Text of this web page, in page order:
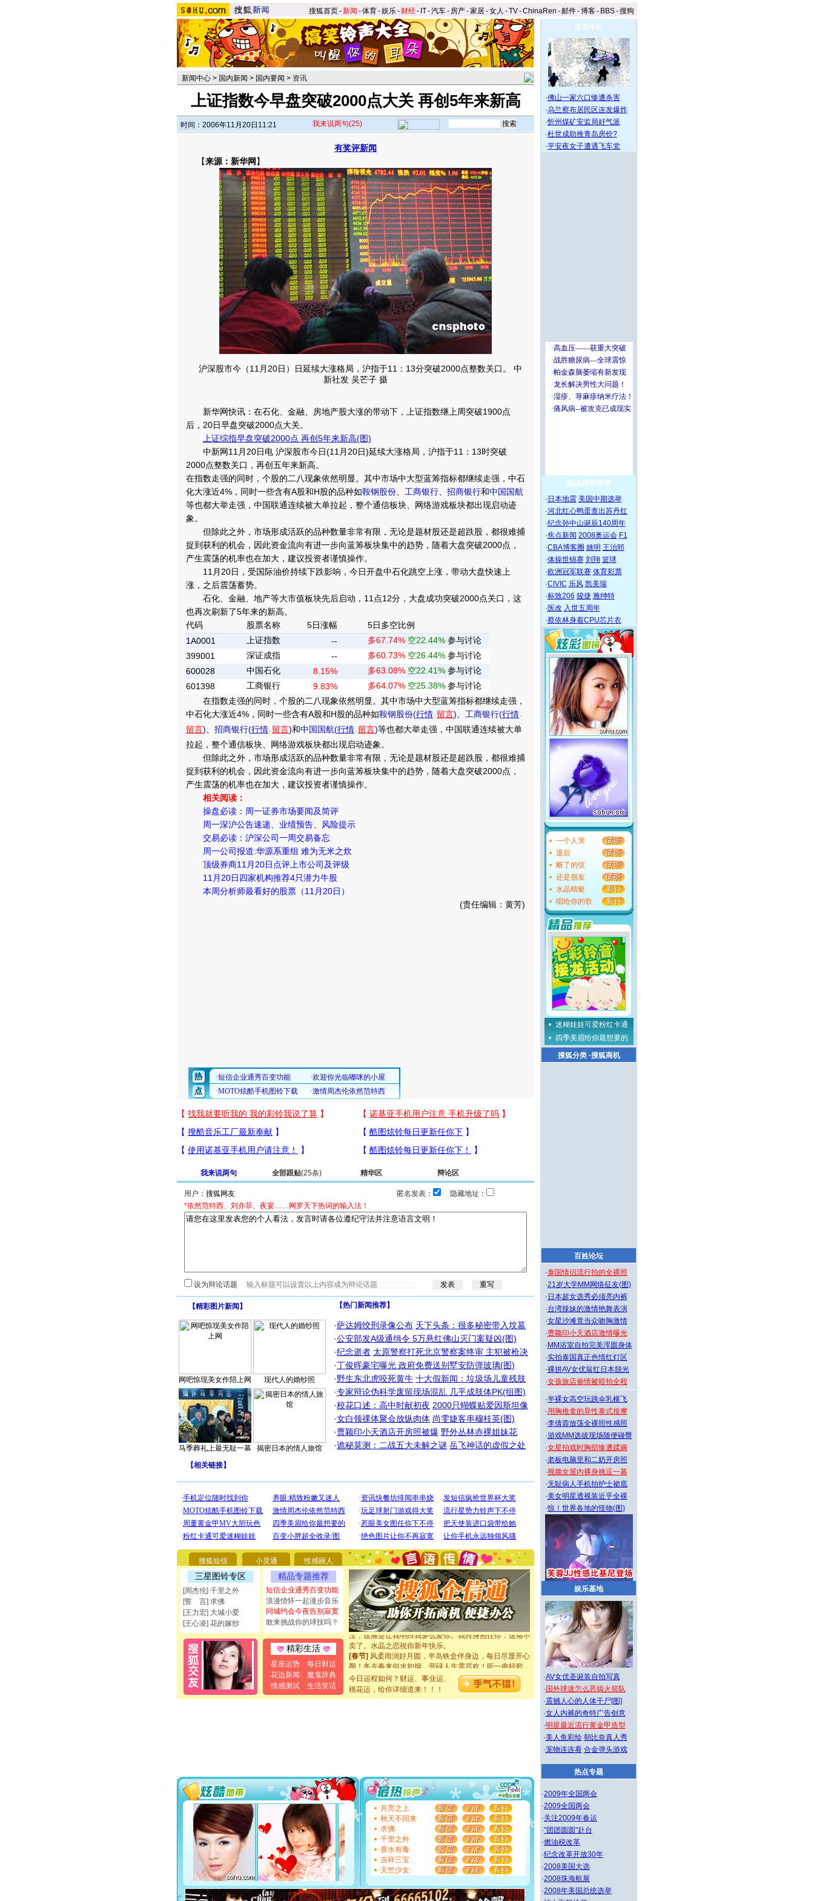
搜狐首页-新闻 -体育-娱乐- 财经- IT-汽车- 房产-家居-女人 -TV-ChinaRen -邮件-博客- BBS-搜狗
新闻中心 > 国内新闻 > 国内要闻 > 资讯
上证指数今早盘突破2000点大关 再创5年来新高
时间：2006年11月20日11:21 我来说两句(25)
有奖评新闻
【来源：新华网 】
沪深股市今（11月20日）日延续大涨格局，沪指于11：13分突破2000点整数关口。 中
新社发 吴芒子 摄
新华网快讯：在石化、金融、房地产股大涨的带动下，上证指数继上周突破1900点
后，20日早盘突破2000点大关。
上证综指早盘突破2000点 再创5年来新高(图)
中新网11月20日电 沪深股市今日(11月20日)延续大涨格局，沪指于11：13时突破
2000点整数关口，再创五年来新高。
在指数走强的同时，个股的二八现象依然明显。其中市场中大型蓝筹指标都继续走强，中石
化大涨近4%，同时一些含有A股和H股的品种如鞍钢股份 工商银行 招商银行和中国国航
等也都大举走强，中国联通连续被大单拉起，整个通信板块、网络游戏板块都出现启动迹
象。
但除此之外，市场形成活跃的品种数量非常有限，无论是题材股还是超跌股，都很难捕
捉到获利的机会，因此资金流向有进一步向蓝筹板块集中的趋势，随着大盘突破2000点，
产生震荡的机率也在加大，建议投资者谨慎操作。
11月20日，受国际油价持续下跌影响，今日开盘中石化跳空上涨，带动大盘快速上
涨，之后震荡蓄势。
石化、金融、地产等大市值板块先后启动，11点12分，大盘成功突破2000点关口，这
也再次刷新了5年来的新高。
代码
股票名称 5日涨幅
5日多空比例
1A0001
上证指数 -- 多67.74% 空22.44% 参与讨论
399001
深证成指 -- 多60.73% 空26.44% 参与讨论
600028
中国石化 8.15% 多63.08% 空22.41% 参与讨论
601398
工商银行 9.83% 多64.07% 空25.38% 参与讨论
在指数走强的同时，个股的二八现象依然明显。其中市场中大型蓝筹指标都继续走强，
中石化大涨近4%，同时一些含有A股和H股的品种如鞍钢股份(行情 - 留言) 工商银行(行情 -
留言) 招商银行(行情 - 留言)和中国国航(行情 - 留言)等也都大举走强，中国联通连续被大单
拉起，整个通信板块、网络游戏板块都出现启动迹象。
但除此之外，市场形成活跃的品种数量非常有限，无论是题材股还是超跌股，都很难捕
捉到获利的机会，因此资金流向有进一步向蓝筹板块集中的趋势，随着大盘突破2000点，
产生震荡的机率也在加大，建议投资者谨慎操作。
相关阅读：
操盘必读：周一证券市场要闻及简评
周一深沪公告速递、业绩预告、风险提示
交易必读：沪深公司一周交易备忘
周一公司报道:华源系重组 难为无米之炊
顶级券商11月20日点评上市公司及评级
11月20日四家机构推荐4只潜力牛股
本周分析师最看好的股票（11月20日）
(责任编辑：黄芳)
我来说两句 全部跟贴(25条) 精华区 辩论区
用户： 匿名发表：
隐藏地址：
*依然范特西、刘亦菲、夜宴……网罗天下热词的输入法！
设为辩论话题
【精彩图片新闻 】
网吧惊现美女作陪上网 现代人的婚纱照
马季葬礼上最无耻一幕 揭密日本的情人旅馆
【热门新闻推荐】
·萨达姆绞刑录像公布 天下头条：很多秘密带入坟墓
·公安部发A级通缉令 5万悬红佛山灭门案疑凶(图)
·纪念逝者 太原警察打死北京警察案终审 主犯被枪决
·丁俊晖豪宅曝光 政府免费送别墅安防弹玻璃(图)
·野生东北虎咬死黄牛 十大假新闻：垃圾场儿童残肢
·专家辩论伪科学废留现场混乱 几乎成肢体PK(组图)
·校花口述：高中时献初夜 2000只蝴蝶贴爱因斯坦像
·女白领祼体聚会放纵肉体 尚雯婕客串穆桂英(图)
·曹颖印小天酒店开房照被爆 野外丛林赤裸姐妹花
·诡秘莫测：二战五大未解之谜 岳飞神话的虚假之处
【相关链接】
搜狐短信 小灵通 性感丽人
三星图铃专区
[周杰伦] 千里之外
[誓 言] 求佛
[王力宏] 大城小爱
[王心凌] 花的嫁纱
精品专题推荐
短信企业通秀百变功能
浪漫情怀一起漫步音乐
同城约会今夜告别寂寞
敢来挑战你的球技吗？
精彩生活
星座运势
每日财运
花边新闻
魔鬼辞典
情感测试
生活笑话
你太多，只有给你五千万：千万快乐！千万要健康！千万
要平安！千万要知足！千万不要忘记我！
[圣诞节]
不只这样的日子才会想起你,而是这样的日子才
能正大光明地骚扰你,告诉你,圣诞要快乐!新年要快乐!天天
都要快乐噢!
[圣诞节]奉上一颗祝福的心,在这个特别的日子里,愿幸福,
[元旦] 看到你我会触电；看不到你我要充电；没有你我会
断电。爱你是我职业，想你是我事业，抱你是我特长，吻
你是我专业！水晶之恋祝你新年快乐
[元旦]如果上天让我许三个愿望，一是今生今世和你在一
起；二是再生再世和你在一起；三是三生三世和你不再分
离。水晶之恋祝你新年快乐
[元旦]当我狠下心扭头离去那一刻，你在我身后无助地哭
泣，这痛楚让我明白我多么爱你。我转身抱住你：这猪不
卖了。水晶之恋祝你新年快乐。
[春节] 风柔雨润好月圆，半岛铁盒伴身边，每日尽显开心
颜！冬去春来似水如烟，劳碌人生需尽欢！听一曲轻歌，
道一声平安！新年吉祥万事如愿
[春节]传说薰衣草有四片叶子：第一片叶子是信仰，第二
片叶子是希望，第三片叶子是爱情，第四片叶子是幸运。
送你一棵薰衣草，愿你新年快乐！
如意,快乐,鲜花,一切美好的祝愿与你同在.圣诞快乐!
[元旦]看到你我会触电；看不到你我要充电；没有你我会
断电。爱你是我职业，想你是我事业，抱你是我特长，吻
你是我专业！水晶之恋祝你新年快乐
[元旦]
如果上天让我许三个愿望，一是今生今世和你在一
起；二是再生再世和你在一起；三是三生三世和你不再分
离。水晶之恋祝你新年快乐
[元旦]
当我狠下心扭头离去那一刻，你在我身后无助地哭
泣，这痛楚让我明白我多么爱你。我转身抱住你：这猪不
卖了。水晶之恋祝你新年快乐。
[春节]风柔雨润好月圆，半岛铁盒伴身边，每日尽显开心
颜！冬去春来似水如烟，劳碌人生需尽欢！听一曲轻歌，
今日运程如何？财运、事业运、
桃花运，给你详细道来！！！
月亮之上
秋天不回来
求佛
千里之外
香水有毒
吉祥三宝
天竺少女
点击今日
·佛山一家六口惨遭杀害
·乌兰察布居民区连发爆炸
·忻州煤矿安监局好气派
·杜世成助推青岛房价?
·平安夜女子遭遇飞车党
频道精彩推荐
· 日本地震 美国中期选举
·河北红心鸭蛋查出苏丹红
·纪念孙中山诞辰140周年
·焦点新闻 2008奥运会 F1
·CBA博客圈 姚明 王治郅
·体操世锦赛 刘翔 篮球
·欧洲冠军联赛 体育彩票
·CIVIC 乐风 凯美瑞
·标致206 骏捷 雅绅特
· 医改 入世五周年
·蔡依林身着CPU芯片衣
一个人哭
退后
断了的弦
还是朋友
水晶蜻蜓
唱给你的歌
迷糊娃娃可爱粉红卡通
四季美眉给你最想要的
搜狐分类·搜狐商机
百姓论坛
·泰国情侣流行拍的全裸照
·21岁大学MM网络征友(图)
· 日本超女选秀必须亮内裤
·台湾辣妹的激情艳舞表演
·女星沙滩竟当众吻胸激情
·曹颖印小天酒店激情曝光
· MM浴室自拍完美浑圆身体
·实拍泰国真正色情红灯区
·裸拼AV女优翁红日本脱光
·女孩旅店偷情被暗拍全程
·半裸女高空玩跳伞乳横飞
·用胸推拿的异性泰式按摩
·李倩蓉放荡全裸照性感照
·游戏MM选拔现场随便碰臀
·女星拍戏时胸部惨遭蹂躏
·老板电脑里和二奶开房照
·视频女屋内裸身挑逗一幕
·无耻病人手机拍护士裙底
·美女明星透视装近乎全裸
·惊！世界各地的怪物(图)
娱乐基地
·AV女优圣诞装自拍写真
· 国外球迷怎么恶搞火箭队
·震撼人心的人体干尸[图]
·女人内裤的奇特广告创意
·明星最近流行黄金甲造型
·美人鱼彩绘 朝比奈真人秀
·宠物连连看 合金弹头游戏
热点专题
·2009年全国两会
·2009全国两会
·关注2009年春运
·"团团圆圆"赴台
·燃油税改革
·纪念改革开放30年
·2008美国大选
·2008珠海航展
·2008年美国总统选举